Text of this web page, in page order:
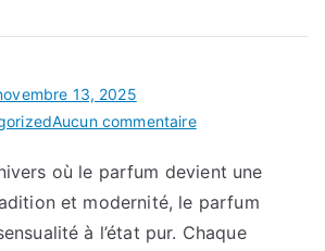
13, 2025
Aucun commentairesur
où le parfum devient une
et modernité, le parfum
à l’état pur. Chaque